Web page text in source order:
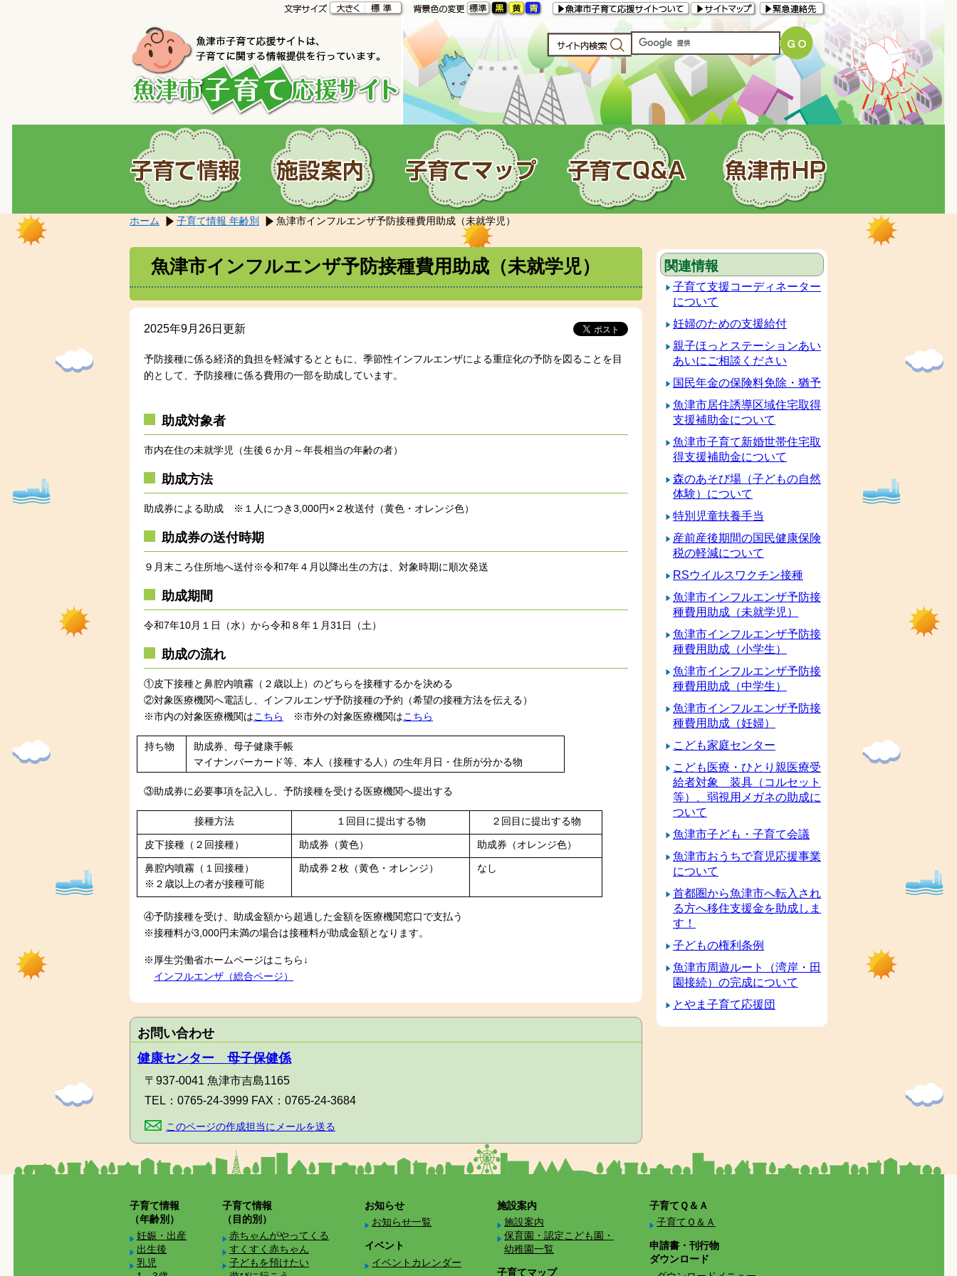
す。
す。
ホーム 子育て情報 年齢別 魚津市インフルエンザ予防接種費用助成（未就学児）
魚津市インフルエンザ予防接種費用助成（未就学児）
2025年9月26日更新
予防接種に係る経済的負担を軽減するとともに、季節性インフルエンザによる重症化の予防を図ることを目
的として、予防接種に係る費用の一部を助成しています。
助成対象者
市内在住の未就学児（生後６か月～年長相当の年齢の者）
助成方法
助成券による助成 ※１人につき3,000円×２枚送付（黄色・オレンジ色）
助成券の送付時期
９月末ころ住所地へ送付※令和7年４月以降出生の方は、対象時期に順次発送
助成期間
令和7年10月１日（水）から令和８年１月31日（土）
助成の流れ
①皮下接種と鼻腔内噴霧（２歳以上）のどちらを接種するかを決める
②対象医療機関へ電話し、インフルエンザ予防接種の予約（希望の接種方法を伝える）
※市内の対象医療機関はこちら ※市外の対象医療機関はこちら
持ち物
助成券、母子健康手帳
マイナンバーカード等、本人（接種する人）の生年月日・住所が分かる物
③助成券に必要事項を記入し、予防接種を受ける医療機関へ提出する
接種方法 １回目に提出する物 ２回目に提出する物
皮下接種（２回接種） 助成券（黄色） 助成券（オレンジ色）
鼻腔内噴霧（１回接種）
※２歳以上の者が接種可能
助成券２枚（黄色・オレンジ） なし
④予防接種を受け、助成金額から超過した金額を医療機関窓口で支払う
※接種料が3,000円未満の場合は接種料が助成金額となります。
※厚生労働省ホームページはこちら↓
インフルエンザ（総合ページ）
お問い合わせ
健康センター 母子保健係
〒937-0041 魚津市吉島1165
TEL： 0765-24-3999 FAX： 0765-24-3684
このページの作成担当にメールを送る
関連情報
子育て支援コーディネーター
について
妊婦のための支援給付
親子ほっとステーションあい
あいにご相談ください
国民年金の保険料免除・猶予
魚津市居住誘導区域住宅取得
支援補助金について
魚津市子育て新婚世帯住宅取
得支援補助金について
森のあそび場（子どもの自然
体験）について
特別児童扶養手当
産前産後期間の国民健康保険
税の軽減について
RSウイルスワクチン接種
魚津市インフルエンザ予防接
種費用助成（未就学児）
魚津市インフルエンザ予防接
種費用助成（小学生）
魚津市インフルエンザ予防接
種費用助成（中学生）
魚津市インフルエンザ予防接
種費用助成（妊婦）
こども家庭センター
こども医療・ひとり親医療受
給者対象 装具（コルセット
等）、弱視用メガネの助成に
ついて
魚津市子ども・子育て会議
魚津市おうちで育児応援事業
について
首都圏から魚津市へ転入され
る方へ移住支援金を助成しま
す！
子どもの権利条例
魚津市周遊ルート（湾岸・田
園接続）の完成について
とやま子育て応援団
子育て情報
（年齢別）
妊娠・出産
出生後
乳児
子育て情報
（目的別）
赤ちゃんがやってくる
すくすく赤ちゃん
子どもを預けたい
お知らせ
お知らせ一覧
イベント
イベントカレンダー
施設案内
施設案内
保育園・認定こども園・
幼稚園一覧
子育てマップ
子育てＱ＆Ａ
子育てＱ＆Ａ
申請書・刊行物
ダウンロード